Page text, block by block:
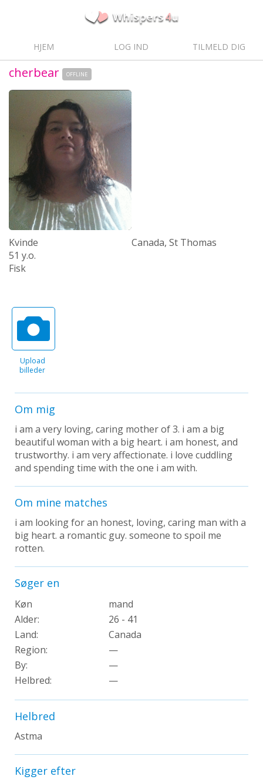
HJEM LOG IND TILMELD DIG
cherbear OFFLINE
Kvinde
51 y.o.
Fisk
Canada, St Thomas
Upload
billeder
Om mig
i am a very loving, caring mother of 3. i am a big
beautiful woman with a big heart. i am honest, and
trustworthy. i am very affectionate. i love cuddling
and spending time with the one i am with.
Om mine matches
i am looking for an honest, loving, caring man with a
big heart. a romantic guy. someone to spoil me
rotten.
Søger en
Køn
mand
Alder:
26 - 41
Land:
Canada
Region:
—
By:
—
Helbred:
—
Helbred
Astma
Kigger efter